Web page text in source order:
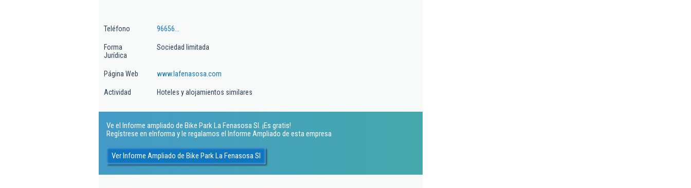
Teléfono 96656...
Forma
Jurídica
Sociedad limitada
Página Web www.lafenasosa.com
Actividad Hoteles y alojamientos similares
Ve el Informe ampliado de Bike Park La Fenasosa Sl. ¡Es gratis!
Regístrese en eInforma y le regalamos el Informe Ampliado de esta empresa
Ver Informe Ampliado de Bike Park La Fenasosa Sl